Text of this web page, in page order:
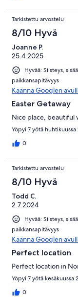
Tarkistettu arvostelu
8/10 Hyvä
Joanne P.
25.4.2025
Hyvää: Siisteys,
paikkansapitävyys
Käännä Googlen
Easter Getaway
Nice place, beautiful
Yöpyi 7 yötä
0
Tarkistettu arvostelu
8/10 Hyvä
Todd C.
2.7.2024
Hyvää: Siisteys,
paikkansapitävyys
Käännä Googlen
Perfect location
Perfect location in
Yöpyi 7 yötä kesäkuussa
0